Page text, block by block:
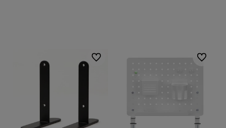
Do ulubionych Do